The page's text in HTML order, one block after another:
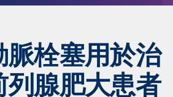
栓塞用於治
腺肥大患者